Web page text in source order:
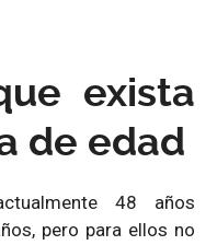
exista
de edad
48 años
pero para ellos no